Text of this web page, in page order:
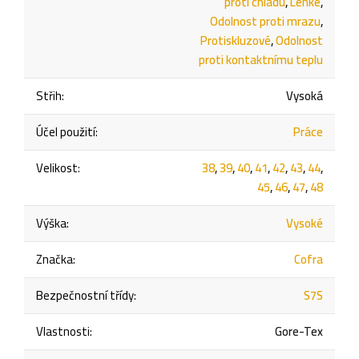
Odolnost proti mrazu,
Protiskluzové,Odolnost
proti kontaktnímu teplu
Střih:
Vysoká
Účel použití:
Práce
Velikost: 38,39,40,41,42,43,44,
45,46,47,48
Výška:
Vysoké
Značka:
Cofra
Bezpečnostní třídy:
S7S
Vlastnosti:
Gore-Tex